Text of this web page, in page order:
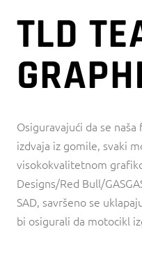
TLD
Osiguravajući da se
izdvaja iz gomile, svaki
visokokvalitetnom
Designs/Red Bull/
SAD, savršeno se
bi osigurali da motocikl